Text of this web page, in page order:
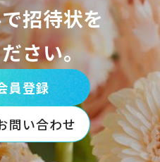
招待状を
さい。
員登録
問い合わせ